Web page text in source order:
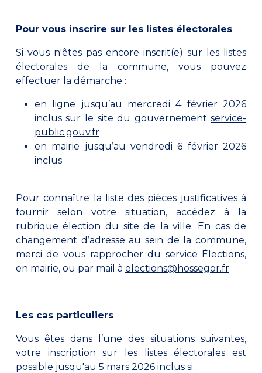
Pour vous inscrire sur les listes électorales
Si vous n'êtes pas encore inscrit(e) sur les listes
électorales de la commune, vous pouvez
effectuer la démarche :
en ligne jusqu’au mercredi 4 février 2026
inclus sur le site du gouvernementservice-
public.gouv.fr
en mairie jusqu’au vendredi 6 février 2026
inclus
Pour connaître la liste des pièces justificatives à
fournir selon votre situation, accédez à la
rubrique élection du site de la ville. En cas de
changement d’adresse au sein de la commune,
merci de vous rapprocher du service Élections,
en mairie, ou par mail à elections@hossegor.fr
Les cas particuliers
Vous êtes dans l’une des situations suivantes,
votre inscription sur les listes électorales est
possible jusqu'au 5 mars 2026 inclus si :